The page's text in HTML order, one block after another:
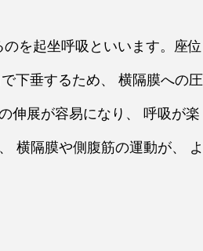
を起坐呼吸といいます。座位
下垂するため、 横隔膜への圧
伸展が容易になり、 呼吸が楽
横隔膜や側腹筋の運動が、 よ